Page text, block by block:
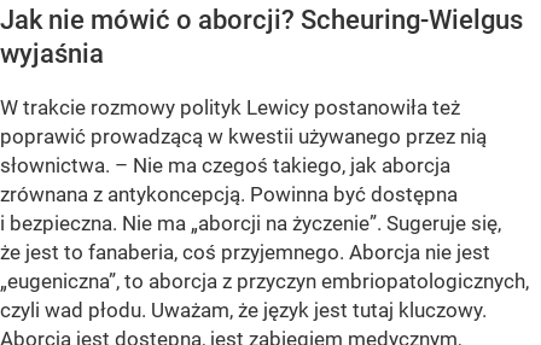
Jak nie mówić o aborcji? Scheuring-Wielgus
wyjaśnia
W trakcie rozmowy polityk Lewicy postanowiła też
poprawić prowadzącą w kwestii używanego przez nią
słownictwa. – Nie ma czegoś takiego, jak aborcja
zrównana z antykoncepcją. Powinna być dostępna
i bezpieczna. Nie ma „aborcji na życzenie”. Sugeruje się,
że jest to fanaberia, coś przyjemnego. Aborcja nie jest
„eugeniczna”, to aborcja z przyczyn embriopatologicznych,
czyli wad płodu. Uważam, że język jest tutaj kluczowy.
Aborcja jest dostępna, jest zabiegiem medycznym,